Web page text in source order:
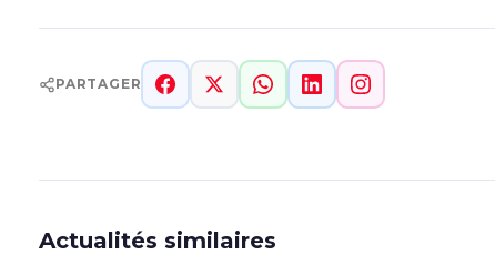
PARTAGER
Actualités similaires